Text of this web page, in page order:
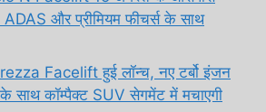
ADAS और प्रीमियम फीचर्स के साथ
Facelift हुई लॉन्च, नए टर्बो इंजन
के साथ कॉम्पैक्ट SUV सेगमेंट में मचाएगी